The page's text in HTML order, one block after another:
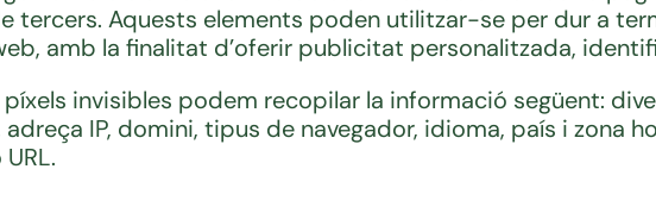
tercers. Aquests elements poden utilitzar-se per dur a
amb la finalitat d’oferir publicitat personalitzada,
invisibles podem recopilar la informació següent:
IP, domini, tipus de navegador, idioma, país i